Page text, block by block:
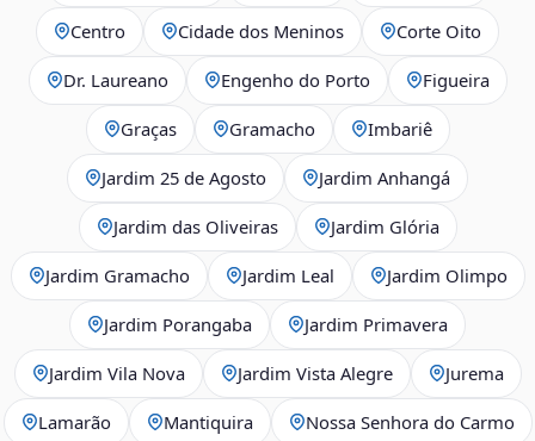
Centro Cidade dos Meninos Corte Oito
Dr. Laureano Engenho do Porto Figueira
Graças Gramacho Imbariê
Jardim 25 de Agosto Jardim Anhangá
Jardim das Oliveiras Jardim Glória
Jardim Gramacho Jardim Leal Jardim Olimpo
Jardim Porangaba Jardim Primavera
Jardim Vila Nova Jardim Vista Alegre Jurema
Lamarão Mantiquira Nossa Senhora do Carmo